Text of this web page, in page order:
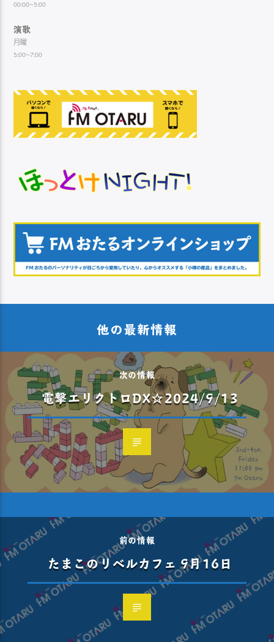
00:00~5:00
演歌
月曜
5:00~7:00
他の最新情報
次の情報
電撃エリクトロDX☆2024/9/13
前の情報
たまこのリベルカフェ 9月16日